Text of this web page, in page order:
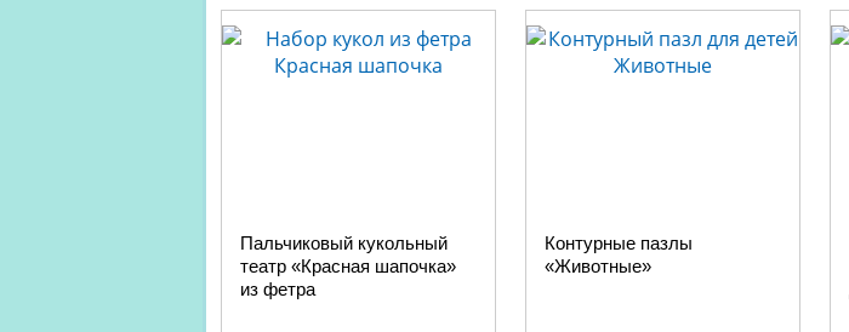
Пальчиковый кукольный
театр «Красная шапочка»
из фетра
Контурные пазлы
«Животные»